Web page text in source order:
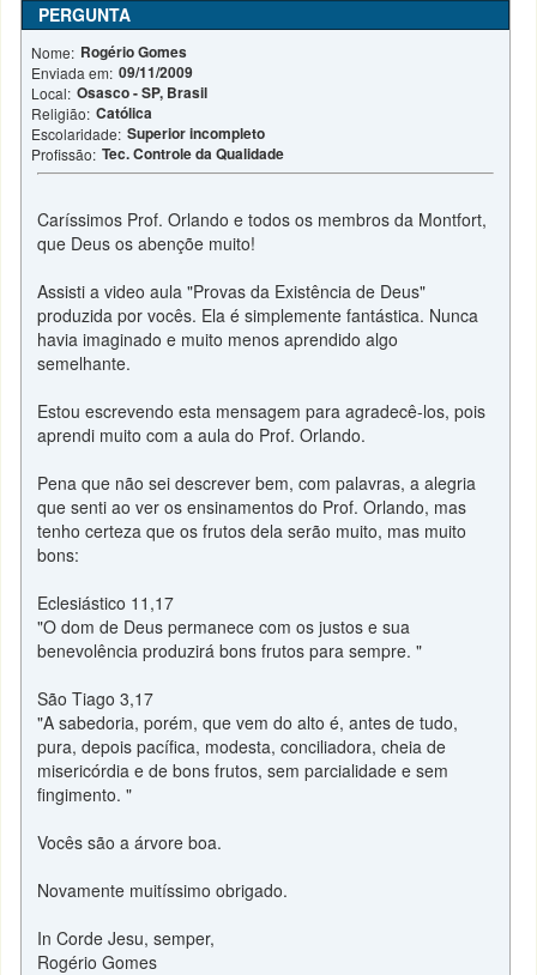
PERGUNTA
Nome: Rogério Gomes
Enviada em: 09/11/2009
Local: Osasco - SP, Brasil
Religião: Católica
Escolaridade: Superior incompleto
Profissão: Tec. Controle da Qualidade
Caríssimos Prof. Orlando e todos os membros da Montfort,
que Deus os abençõe muito!
Assisti a video aula "Provas da Existência de Deus"
produzida por vocês. Ela é simplemente fantástica. Nunca
havia imaginado e muito menos aprendido algo
semelhante.
Estou escrevendo esta mensagem para agradecê-los, pois
aprendi muito com a aula do Prof. Orlando.
Pena que não sei descrever bem, com palavras, a alegria
que senti ao ver os ensinamentos do Prof. Orlando, mas
tenho certeza que os frutos dela serão muito, mas muito
bons:
Eclesiástico 11,17
"O dom de Deus permanece com os justos e sua
benevolência produzirá bons frutos para sempre. "
São Tiago 3,17
"A sabedoria, porém, que vem do alto é, antes de tudo,
pura, depois pacífica, modesta, conciliadora, cheia de
misericórdia e de bons frutos, sem parcialidade e sem
fingimento. "
Vocês são a árvore boa.
Novamente muitíssimo obrigado.
In Corde Jesu, semper,
Rogério Gomes